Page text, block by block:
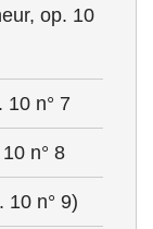
op. 10
10 n° 7
n° 8
10 n° 9)